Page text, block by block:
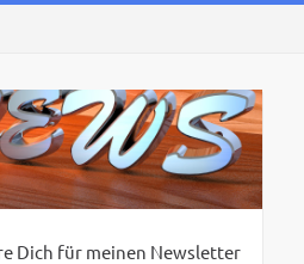
Dich für meinen Newsletter